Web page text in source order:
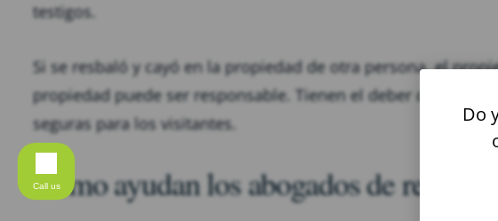
testigos.
Si se resbaló y cayó en la propiedad de otra persona, el
propiedad puede ser responsable. Tienen el deber de
seguras para los visitantes.
Cómo ayudan los abogados de
Call us
Do